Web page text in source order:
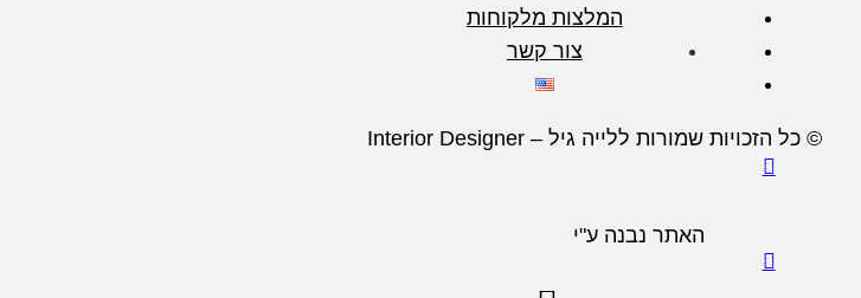
המלצות מלקוחות
צור קשר
© כל הזכויות שמורות ללייה גיל – Interior Designer
האתר נבנה ע"י